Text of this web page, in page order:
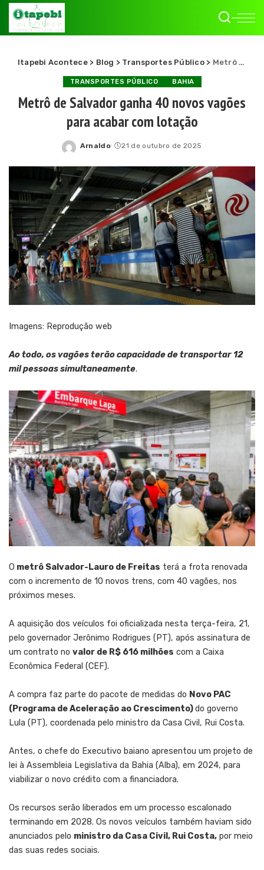
Itapebi Acontece> Blog > Transportes Público> Metrô de Salvador ganha 40 novos vagões para acabar com lotação
TRANSPORTES PÚBLICO BAHIA
Metrô de Salvador ganha 40 novos vagões
para acabar com lotação
Posted
Arnaldo 21 de outubro de 2025
Imagens: Reprodução web
Ao todo, os vagões terão capacidade de transportar 12
mil pessoas simultaneamente.
O metrô Salvador-Lauro de Freitas terá a frota renovada
com o incremento de 10 novos trens, com 40 vagões, nos
próximos meses.
A aquisição dos veículos foi oficializada nesta terça-feira, 21,
pelo governador Jerônimo Rodrigues (PT), após assinatura de
um contrato no valor de R$ 616 milhões com a Caixa
Econômica Federal (CEF).
A compra faz parte do pacote de medidas do Novo PAC
(Programa de Aceleração ao Crescimento)do governo
Lula (PT), coordenada pelo ministro da Casa Civil, Rui Costa.
Antes, o chefe do Executivo baiano apresentou um projeto de
lei à Assembleia Legislativa da Bahia (Alba), em 2024, para
viabilizar o novo crédito com a financiadora.
Os recursos serão liberados em um processo escalonado
terminando em 2028. Os novos veículos também haviam sido
anunciados pelo ministro da Casa Civil, Rui Costa, por meio
das suas redes sociais.